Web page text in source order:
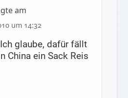
am
um 14:32
glaube, dafür fällt
China ein Sack Reis